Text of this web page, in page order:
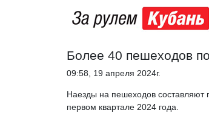
Более 40 пешеходов
09:58, 19 апреля 2024г.
Наезды на пешеходов составляют
первом квартале 2024 года.